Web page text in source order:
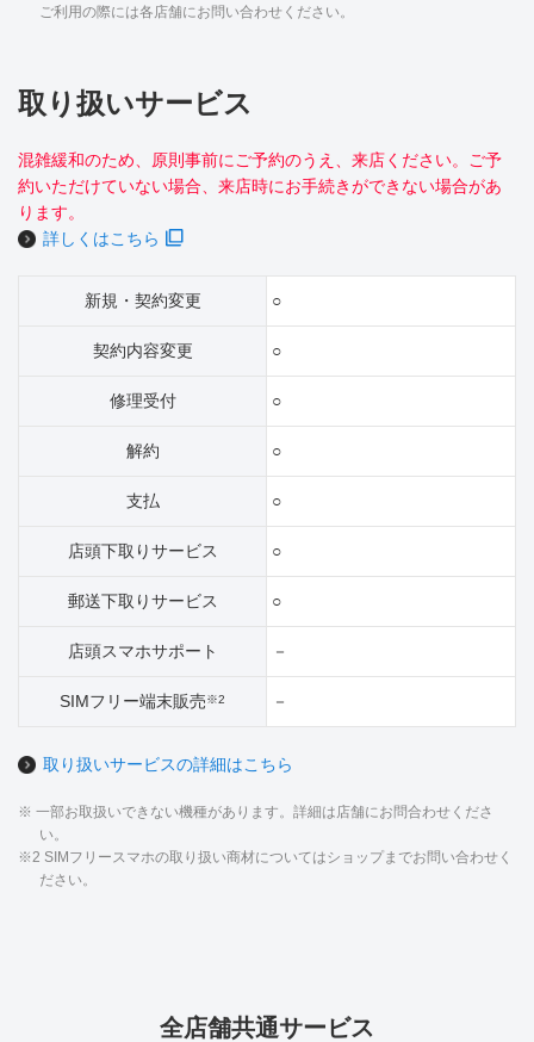
ご利用の際には各店舗にお問い合わせください。
取り扱いサービス
混雑緩和のため、原則事前にご予約のうえ、来店ください。ご予
約いただけていない場合、来店時にお手続きができない場合があ
ります。
詳しくはこちら
新規・契約変更 ○
契約内容変更 ○
修理受付 ○
解約 ○
支払 ○
店頭下取りサービス ○
郵送下取りサービス ○
店頭スマホサポート －
SIMフリー端末販売※2 －
取り扱いサービスの詳細はこちら
※ 一部お取扱いできない機種があります。詳細は店舗にお問合わせくださ
い。
※2 SIMフリースマホの取り扱い商材についてはショップまでお問い合わせく
ださい。
全店舗共通サービス